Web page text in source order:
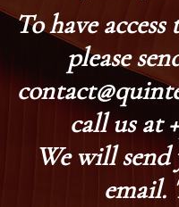
To have
please
call us at
We will send
email.